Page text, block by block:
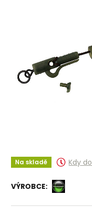
Na skladě Kdy
VÝROBCE: